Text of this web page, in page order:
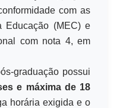
com as
Educação (MEC) e
com nota 4, em
graduação possui
e máxima de 18
horária exigida e o